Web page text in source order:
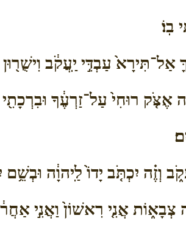
עַבְדִּ֣י יַֽעֲקֹ֔ב וִישֻׁר֖וּן
אֶצֹּ֤ק רוּחִי֙ עַל־זַרְעֶ֔ךָ
וְזֶ֗ה יִכְתֹּ֤ב יָדוֹ֙ לַֽיהוָ֔ה וּבְשֵׁ֥ם
אֲנִ֤י רִאשׁוֹן֙ וַאֲנִ֣י